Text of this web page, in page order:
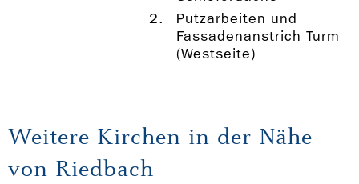
Putzarbeiten und
Fassadenanstrich Turm
(Westseite)
Weitere Kirchen in der Nähe
von Riedbach